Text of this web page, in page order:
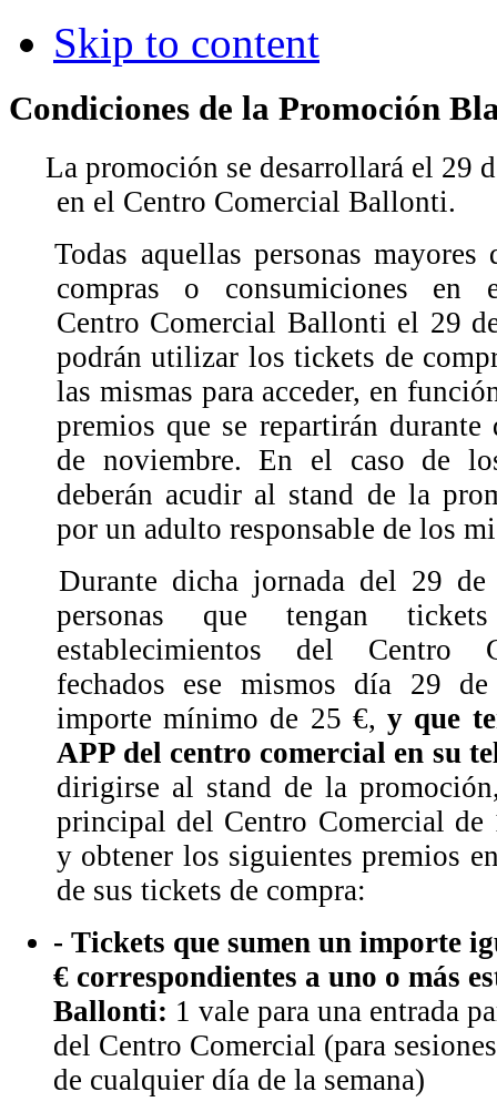
Skip to content
Condiciones de la Promoción
La promoción se desarrollará el 29
en el Centro Comercial Ballonti.
Todas aquellas personas mayores
compras o consumiciones en
Centro Comercial Ballonti el 29
podrán utilizar los tickets de
las mismas para acceder, en
premios que se repartirán
de noviembre. En el caso de
deberán acudir al stand de la
por un adulto responsable de los
Durante dicha jornada del 29 de
personas que tengan
establecimientos del Centro
fechados ese mismos día 29
importe mínimo de 25 €,y que
APP del centro comercial en su
dirigirse al stand de la
principal del Centro Comercial de
y obtener los siguientes premios
de sus tickets de compra:
- Tickets que sumen un importe
€ correspondientes a uno o más
Ballonti: 1 vale para una entrada
del Centro Comercial (para
de cualquier día de la semana)